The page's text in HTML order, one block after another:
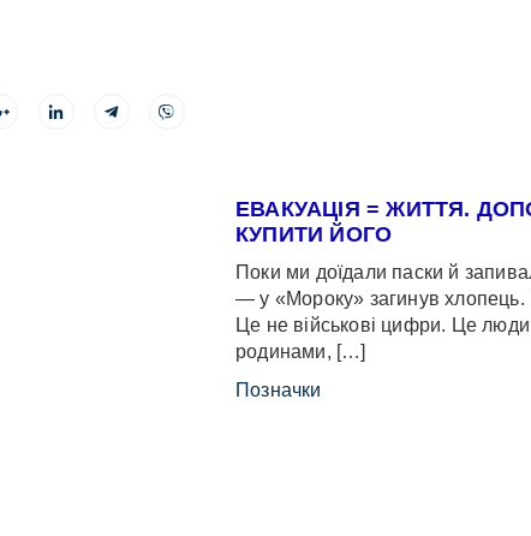
ЕВАКУАЦІЯ = ЖИТТЯ.
КУПИТИ ЙОГО
Поки ми доїдали паски й
— у «Мороку» загинув хлопець.
Це не військові цифри. Це
родинами, […]
Позначки